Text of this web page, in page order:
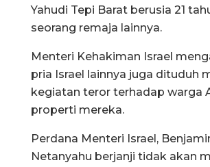
Yahudi Tepi Barat berusia 21
seorang remaja lainnya.
Menteri Kehakiman Israel
pria Israel lainnya juga dituduh
kegiatan teror terhadap warga
properti mereka.
Perdana Menteri Israel,
Netanyahu berjanji tidak akan